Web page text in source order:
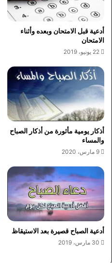
أدعية قبل الامتحان وبعده وأثناء
الامتحان
22 يونيو، 2019
أذكار يومية مأثورة من أذكار الصباح
والمساء
9 مارس، 2020
أدعية الصباح قصيرة بعد الاستيقاظ
30 مارس، 2019